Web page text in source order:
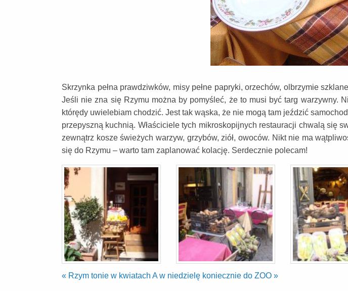
Skrzynka pełna prawdziwków, misy pełne papryki, orzechów, olbrzymie
Jeśli nie zna się Rzymu można by pomyśleć, że to musi być targ warzywny.
którędy uwielebiam chodzić. Jest tak wąska, że nie mogą tam jeździć
przepyszną kuchnią. Właściciele tych mikroskopijnych restauracji chwalą się
zewnątrz kosze świeżych warzyw, grzybów, ziół, owoców. Nikt nie ma
się do Rzymu – warto tam zaplanować kolację. Serdecznie polecam!
« Rzym tonie w kwiatach A w niedzielę koniecznie do ZOO »